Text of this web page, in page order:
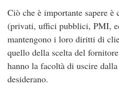
Ciò che è importante sapere
(privati, uffici pubblici, PMI,
mantengono i loro diritti di
quello della scelta del
hanno la facoltà di uscire
desiderano.